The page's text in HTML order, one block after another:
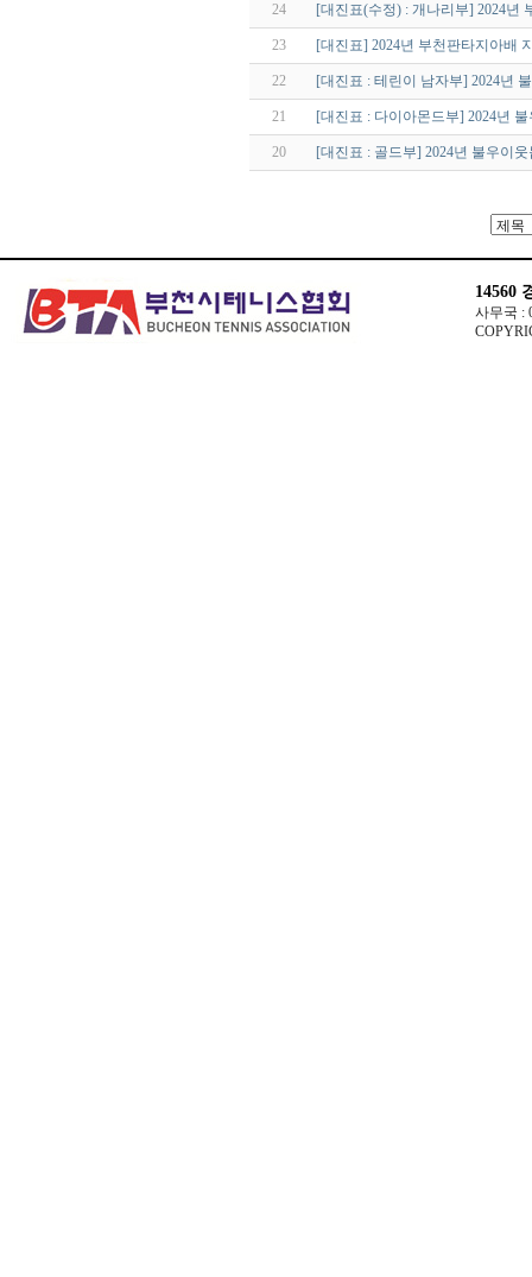
24 [대진표(수정) : 개나리부] 2024년
23 [대진표] 2024년 부천판타지아배
22 [대진표 : 테린이 남자부] 2024년
21 [대진표 : 다이아몬드부] 2024년
20 [대진표 : 골드부] 2024년 불우이
14560
사무국 :